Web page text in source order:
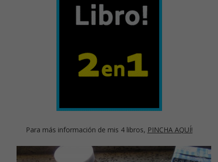
Para más información de mis 4 libros, PINCHA AQUÍ!